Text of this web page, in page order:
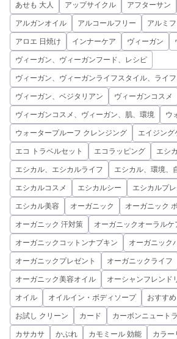
あせも 大人 アップサイクル アフターサン
アルガンオイル アルコールフリー アルミ
アロエ 日焼け インナーケア ヴィーガン
ヴィーガン、ヴィーガンフード、レシピ
ヴィーガン、ヴィーガンライフスタイル、ライ
ヴィーガン、ベジタリアン ヴィーガンコスメ
ヴィーガンコスメ、ヴィーガン、肌、環境 ウ
ウォータープルーフ クレンジング エイジング
エコ トラベルセット エコラッピング エシ
エシカル、エシカルライフ エシカル、環境、
エシカルコスメ エシカルシー エシカルプレ
エシカル美容 オーガニック オーガニック
オーガニック 汗対策 オーガニックオーラルケ
オーガニックコットンナプキン オーガニック
オーガニックプレゼント オーガニックライフ
オーガニック美容オイル オーシャンフレンド
オイル オイルイン・ボディソープ おすすめ
お試し クリーン カード カーボンニュート
カサカサ かぶれ カモミール 効能 カラー